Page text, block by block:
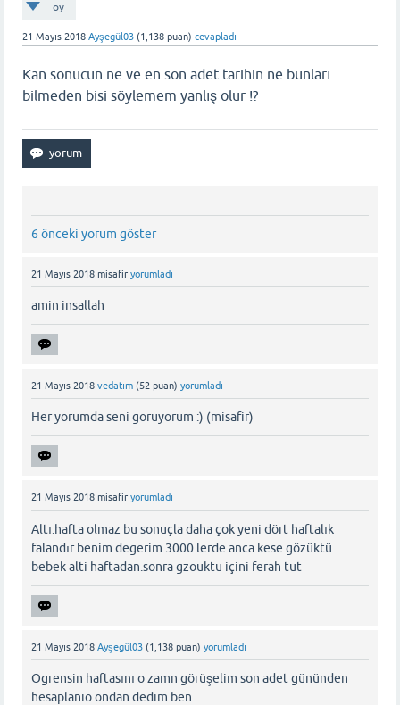
oy
21 Mayıs 2018 Ayşegül03 (1,138 puan) cevapladı
Kan sonucun ne ve en son adet tarihin ne bunları
bilmeden bisi söylemem yanlış olur !?
6 önceki yorum göster
21 Mayıs 2018 misafir yorumladı
amin insallah
21 Mayıs 2018 vedatım (52 puan) yorumladı
Her yorumda seni goruyorum :) (misafir)
21 Mayıs 2018 misafir yorumladı
Altı.hafta olmaz bu sonuçla daha çok yeni dört haftalık
falandır benim.degerim 3000 lerde anca kese gözüktü
bebek alti haftadan.sonra gzouktu içini ferah tut
21 Mayıs 2018 Ayşegül03 (1,138 puan) yorumladı
Ogrensin haftasını o zamn görüşelim son adet gününden
hesaplanio ondan dedim ben